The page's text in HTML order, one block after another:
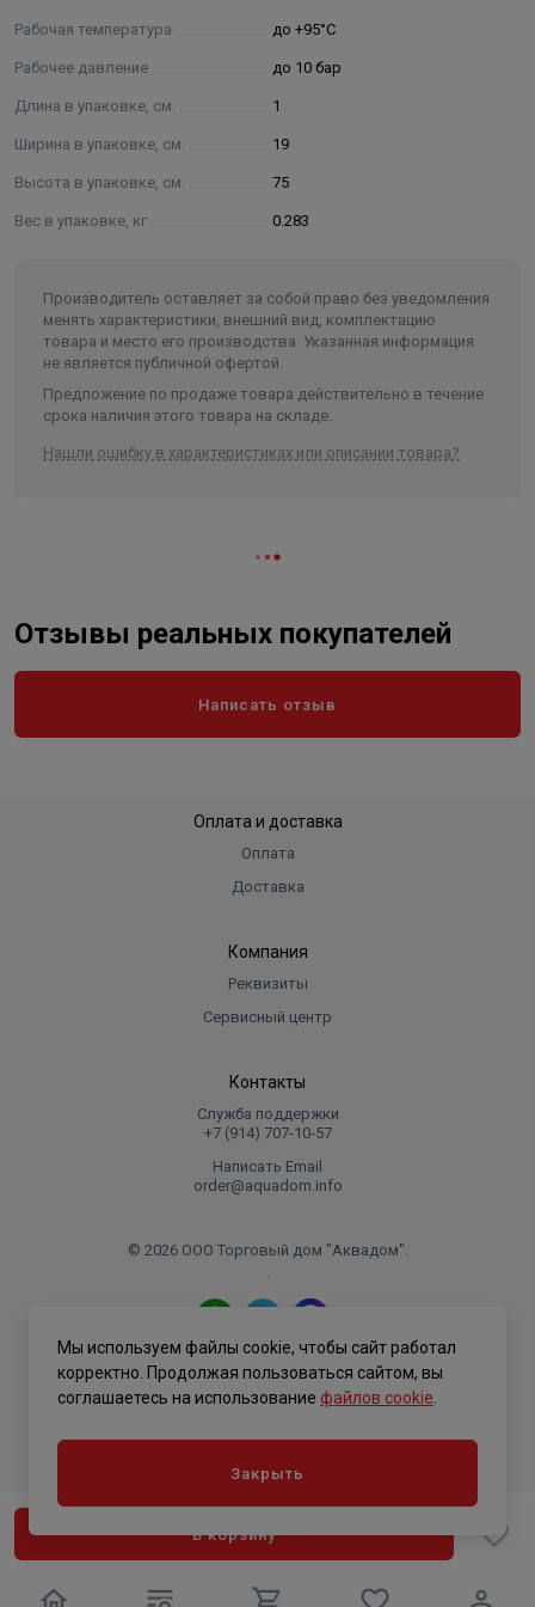
В корзину
Рабочая температура до +95°С
Рабочее давление до 10 бар
Длина в упаковке, см. 1
Ширина в упаковке, см. 19
Высота в упаковке, см. 75
Вес в упаковке, кг 0.283
Производитель оставляет за собой право без уведомления
менять характеристики, внешний вид, комплектацию
товара и место его производства. Указанная информация
не является публичной офертой.
Предложение по продаже товара действительно в течение
срока наличия этого товара на складе.
Нашли ошибку в характеристиках или описании товара?
Отзывы реальных покупателей
Написать отзыв
Оплата и доставка
Оплата
Доставка
Компания
Реквизиты
Сервисный центр
Контакты
Служба поддержки
+7 (914) 707‑10‑57
Написать Email
order@aquadom.info
© 2026 ООО Торговый дом "Аквадом".
.
Политика конфиденциальности
Мы используем файлы cookie, чтобы сайт работал
корректно. Продолжая пользоваться сайтом, вы
соглашаетесь на использование файлов cookie
Закрыть